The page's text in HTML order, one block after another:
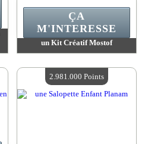
un Kit Créatif Mostof
Quantité Disponible :4
ÇA
M'INTERESSE
2.981.000 Points